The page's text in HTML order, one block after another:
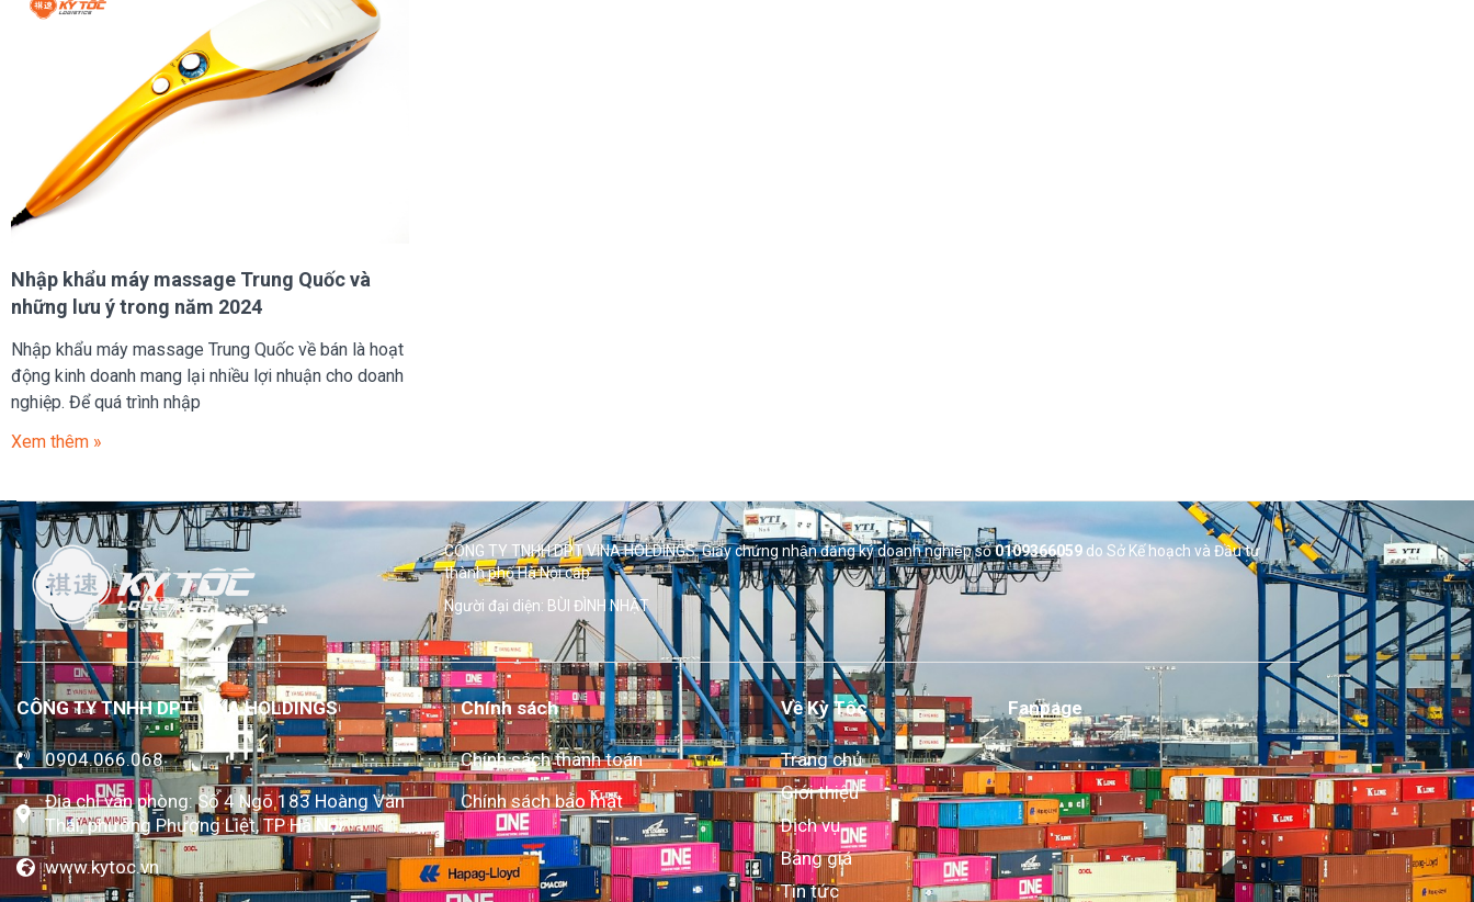
Nhập khẩu máy massage Trung Quốc và
những lưu ý trong năm 2024
Nhập khẩu máy massage Trung Quốc về bán là hoạt
động kinh doanh mang lại nhiều lợi nhuận cho doanh
nghiệp. Để quá trình nhập
Xem thêm »
CÔNG TY TNHH DPT VINA HOLDINGS. Giấy chứng nhận đăng ký doanh nghiệp số0109366059do Sở Kế hoạch và Đầu tư
thành phố Hà Nội cấp.
Người đại diện: BÙI ĐÌNH NHẬT
CÔNG TY TNHH DPT VINA HOLDINGS
0904.066.068
Địa chỉ văn phòng: Số 4 Ngõ 183 Hoàng Văn
Thái, phường Phương Liệt, TP Hà Nội
www.kytoc.vn
Chính sách
Chính sách thanh toán
Chính sách bảo mật
Về Kỳ Tốc
Trang chủ
Giới thiệu
Dịch vụ
Bảng giá
Tin tức
Fanpage